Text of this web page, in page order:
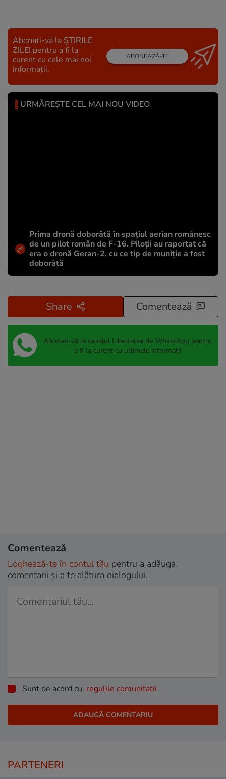
Abonați-vă la ȘTIRILE
ZILEI pentru a fi la
curent cu cele mai noi
informații.
ABONEAZĂ-TE
URMĂREȘTE CEL MAI NOU VIDEO
Prima dronă doborâtă în spațiul aerian românesc
de un pilot român de F-16. Piloții au raportat că
era o dronă Geran-2, cu ce tip de muniție a fost
doborâtă
Share Comentează
Abonați-vă la canalul Libertatea de WhatsApp pentru
a fi la curent cu ultimele informații
Comentează
Loghează-te în contul tău pentru a adăuga
comentarii și a te alătura dialogului.
Sunt de acord cu regulile comunitatii
PARTENERI